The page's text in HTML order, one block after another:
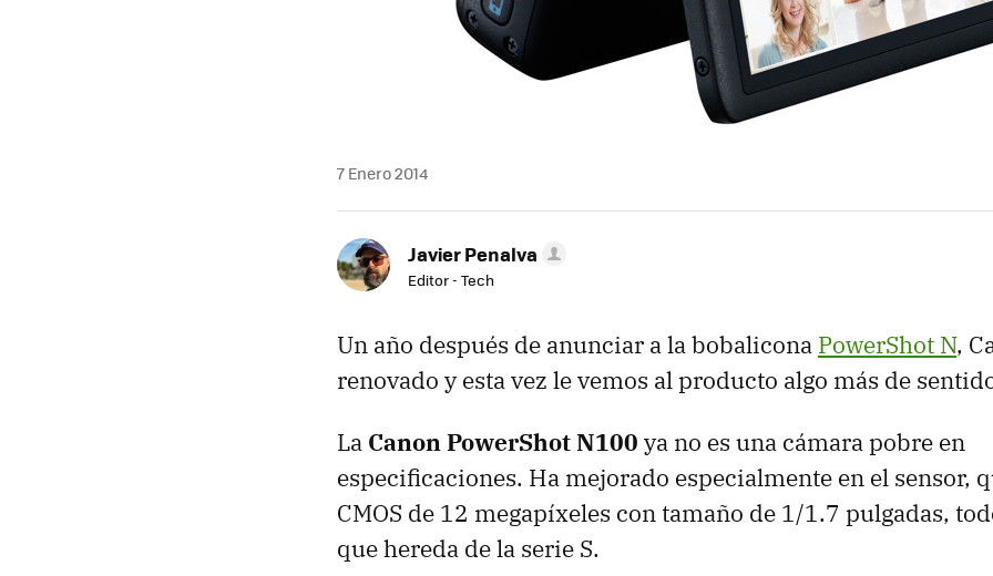
7 Enero 2014
Javier Penalva
Editor - Tech
Un año después de anunciar a la bobalicona PowerShot N,
renovado y esta vez le vemos al producto algo más de
La Canon PowerShot N100 ya no es una cámara pobre en
especificaciones. Ha mejorado especialmente en el sensor,
CMOS de 12 megapíxeles con tamaño de 1/1.7 pulgadas,
que hereda de la serie S.